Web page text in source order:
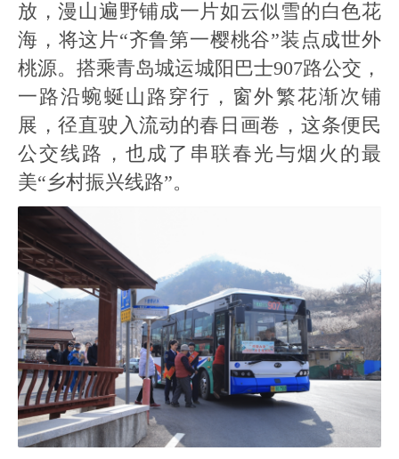
放，漫山遍野铺成一片如云似雪的白色花
海，将这片“齐鲁第一樱桃谷”装点成世外
桃源。搭乘青岛城运城阳巴士907路公交，
一路沿蜿蜒山路穿行，窗外繁花渐次铺
展，径直驶入流动的春日画卷，这条便民
公交线路，也成了串联春光与烟火的最
美“乡村振兴线路”。